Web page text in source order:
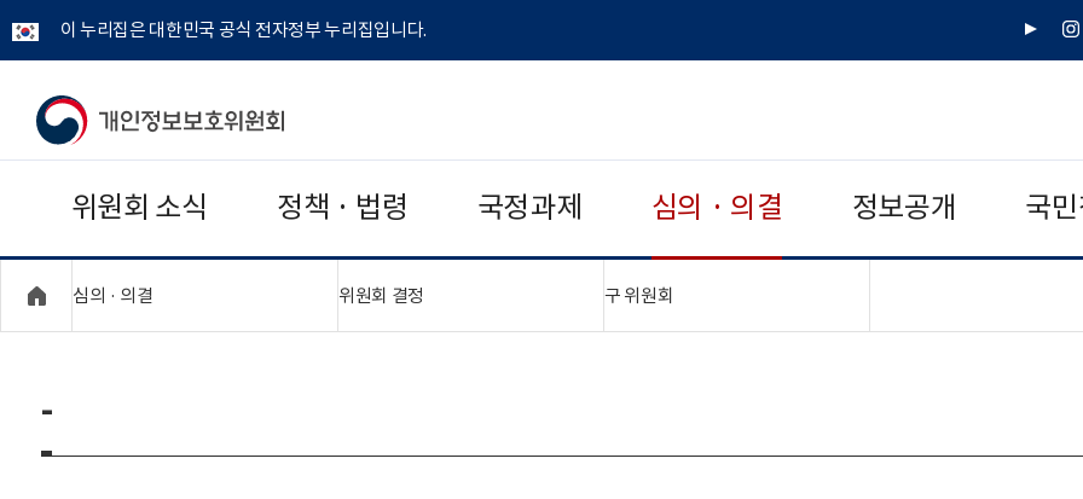
이 누리집은 대한민국 공식 전자정부 누리집입니다.
유
인
개
보
보
위
위원회 소식 정책 · 법령 국정과제 심의 · 의결 정보공개 국
심의 · 의결 위원회 결정 구 위원회
-